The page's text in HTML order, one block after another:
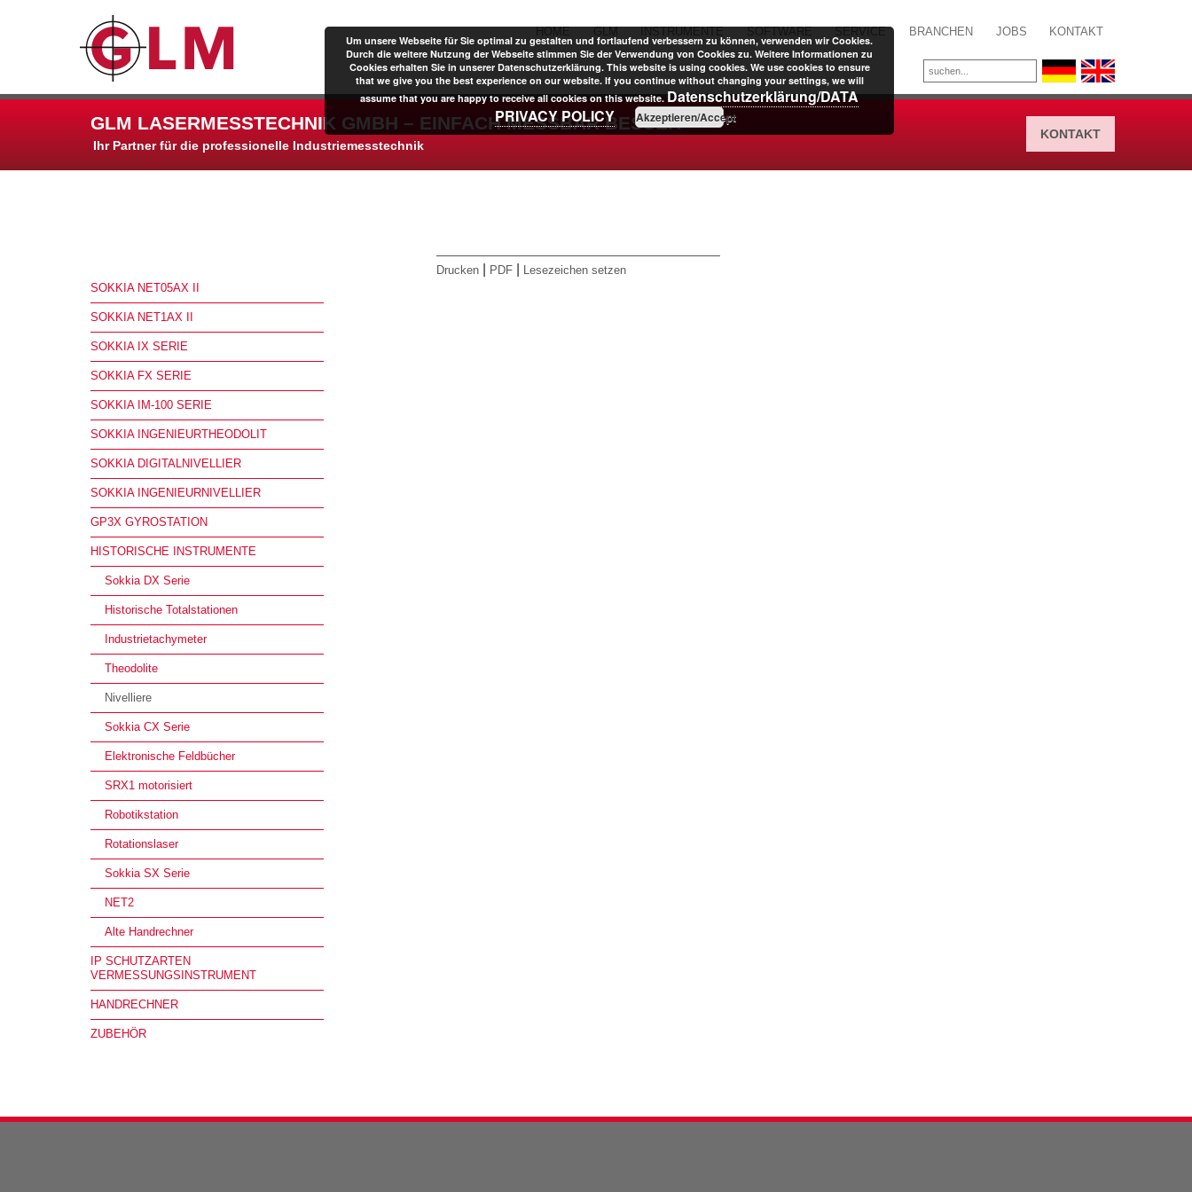
BRANCHEN JOBS KONTAKT
GLM LASERMESSTECHNIK GMBH – EINFACH MESSBAR BESSER
Ihr Partner für die professionelle Industriemesstechnik
KONTAKT
SOKKIA NET05AX II
SOKKIA NET1AX II
SOKKIA IX SERIE
SOKKIA FX SERIE
SOKKIA IM-100 SERIE
SOKKIA INGENIEURTHEODOLIT
SOKKIA DIGITALNIVELLIER
SOKKIA INGENIEURNIVELLIER
GP3X GYROSTATION
HISTORISCHE INSTRUMENTE
Sokkia DX Serie
Historische Totalstationen
Industrietachymeter
Theodolite
Nivelliere
Sokkia CX Serie
Elektronische Feldbücher
SRX1 motorisiert
Robotikstation
Rotationslaser
Sokkia SX Serie
NET2
Alte Handrechner
IP SCHUTZARTEN
VERMESSUNGSINSTRUMENT
HANDRECHNER
ZUBEHÖR
Drucken PDF Lesezeichen setzen
Um unsere Webseite für Sie optimal zu gestalten und fortlaufend verbessern zu können, verwenden wir Cookies.
Durch die weitere Nutzung der Webseite stimmen Sie der Verwendung von Cookies zu. Weitere Informationen zu
Cookies erhalten Sie in unserer Datenschutzerklärung. This website is using cookies. We use cookies to ensure
that we give you the best experience on our website. If you continue without changing your settings, we will
assume that you are happy to receive all cookies on this website.Datenschutzerklärung/DATA
PRIVACY POLICY
Akzeptieren/Accept